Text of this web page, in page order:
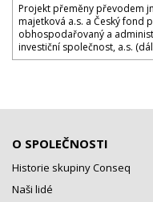
Projekt přeměny převodem
majetková a.s. a Český fond
obhospodařovaný a
investiční společnost, a.s.
O SPOLEČNOSTI
Historie skupiny Conseq
Naši lidé